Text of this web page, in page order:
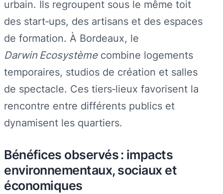
urbain. Ils regroupent sous le même toit
des start‑ups, des artisans et des espaces
de formation. À Bordeaux, le
Darwin Ecosystèmecombine logements
temporaires, studios de création et salles
de spectacle. Ces tiers‑lieux favorisent la
rencontre entre différents publics et
dynamisent les quartiers.
Bénéfices observés : impacts
environnementaux, sociaux et
économiques